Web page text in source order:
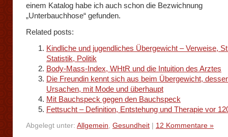
einem Katalog habe ich auch schon die Bezwichnung
„Unterbauchhose“ gefunden.
Related posts:
Kindliche und jugendliches Übergewicht – Verweise,
Statistik, Politik
Body-Mass-Index, WHtR und die Intuition des Arztes
Die Freundin kennt sich aus beim Übergewicht,
Ursachen, mit Mode und überhaupt
Mit Bauchspeck gegen den Bauchspeck
Fettsucht – Definition, Entstehung und Therapie vor
Abgelegt unter: Allgemein, Gesundheit 12 Kommentare »